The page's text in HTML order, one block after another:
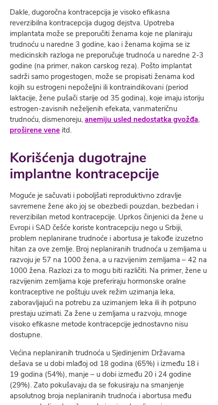
Dakle, dugoročna kontracepcija je visoko efikasna
reverzibilna kontracepcija dugog dejstva. Upotreba
implantata može se preporučiti ženama koje ne planiraju
trudnoću u naredne 3 godine, kao i ženama kojima se iz
medicinskih razloga ne preporučuje trudnoća u naredne 2-3
godine (na primer, nakon carskog reza). Pošto implantat
sadrži samo progestogen, može se propisati ženama kod
kojih su estrogeni nepoželjni ili kontraindikovani (period
laktacije, žene pušači starije od 35 godina), koje imaju istoriju
estrogen-zavisnih neželjenih efekata, vanmateričnu
trudnoću, dismenoreju, anemiju usled nedostatka gvožđa,
proširene vene itd.
Korišćenja dugotrajne
implantne kontracepcije
Moguće je sačuvati i poboljšati reproduktivno zdravlje
savremene žene ako joj se obezbedi pouzdan, bezbedan i
reverzibilan metod kontracepcije. Uprkos činjenici da žene u
Evropi i SAD češće koriste kontracepciju nego u Srbiji,
problem neplanirane trudnoće i abortusa je takođe izuzetno
hitan za ove zemlje. Broj neplaniranih trudnoća u zemljama u
razvoju je 57 na 1000 žena, a u razvijenim zemljama – 42 na
1000 žena. Razlozi za to mogu biti različiti. Na primer, žene u
razvijenim zemljama koje preferiraju hormonske oralne
kontraceptive ne poštuju uvek režim uzimanja leka,
zaboravljajući na potrebu za uzimanjem leka ili ih potpuno
prestaju uzimati. Za žene u zemljama u razvoju, mnoge
visoko efikasne metode kontracepcije jednostavno nisu
dostupne.
Većina neplaniranih trudnoća u Sjedinjenim Državama
dešava se u dobi mlađoj od 18 godina (65%) i između 18 i
19 godina (54%), manje – u dobi između 20 i 24 godine
(29%). Zato pokušavaju da se fokusiraju na smanjenje
apsolutnog broja neplaniranih trudnoća i abortusa među